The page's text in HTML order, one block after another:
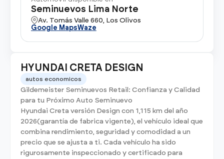
Seminuevos Lima Norte
Av. Tomás Valle 660, Los Olivos
Google MapsWaze
HYUNDAI CRETA DESIGN
autos economicos
Gildemeister Seminuevos Retail: Confianza y Calidad
para tu Próximo Auto Seminuevo
Hyundai Creta versión Design con 1,115 km del año
2026(garantía de fabrica vigente), el vehículo ideal que
combina rendimiento, seguridad y comodidad a un
precio que se ajusta a ti. Cada vehículo ha sido
rigurosamente inspeccionado y certificado para